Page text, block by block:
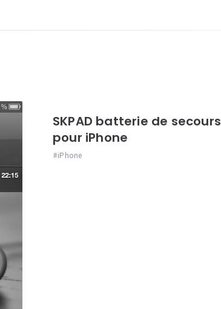
SKPAD batterie de secours
pour iPhone
iPhone